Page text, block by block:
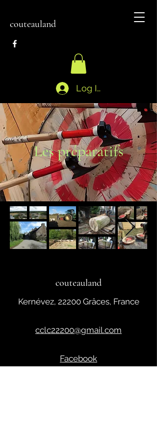
couteauland
Log In
Les préparatifs
couteauland
Kernévez, 22200 Grâces, France
cclc22200@gmail.com
Facebook